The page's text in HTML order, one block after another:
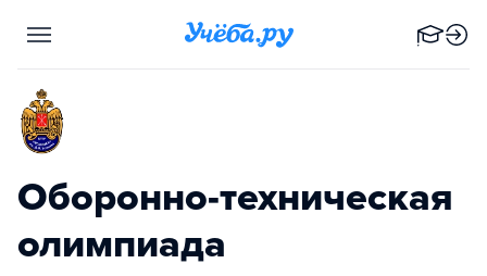
Оборонно-техническая
олимпиада